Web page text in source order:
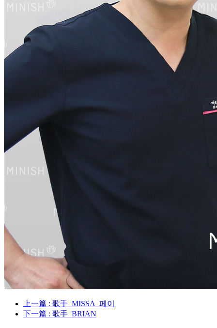
上一篇 : 歌手_MISSA_페이
下一篇 : 歌手_BRIAN